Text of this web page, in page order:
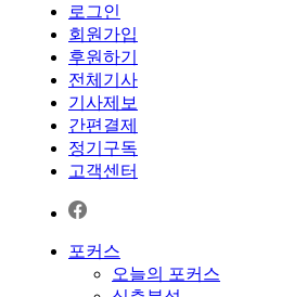
로그인
회원가입
후원하기
전체기사
기사제보
간편결제
정기구독
고객센터
포커스
오늘의 포커스